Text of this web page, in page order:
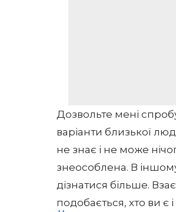
Дозвольте мені
варіанти близької
не знає і не може
знеособлена. В
дізнатися більше.
подобається, хто ви є